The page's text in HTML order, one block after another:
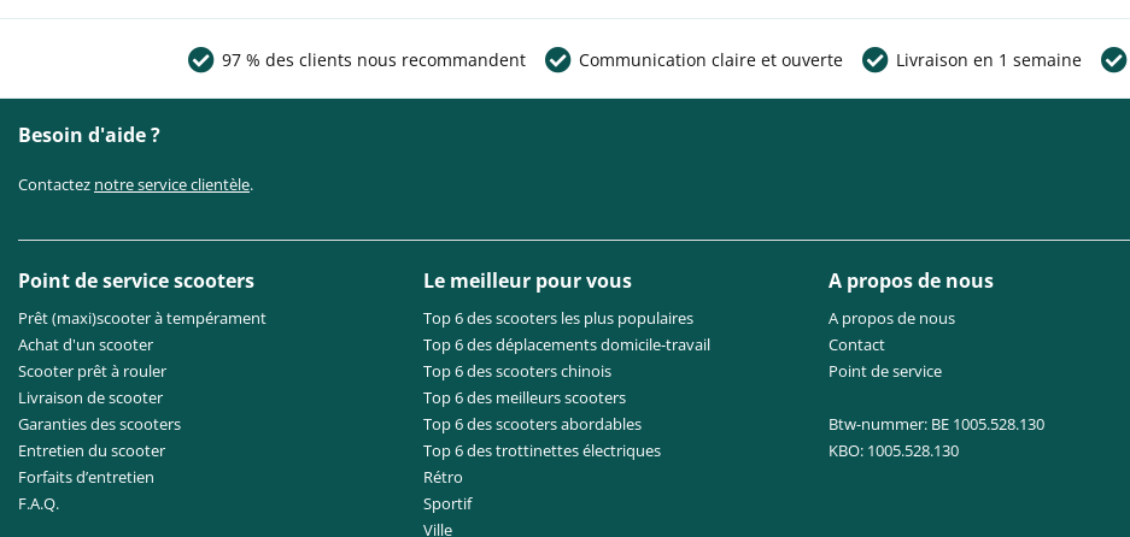
97 % des clients nous recommandent Communication claire et ouverte Livraison en 1 semaine
Besoin d'aide ?
Contactez notre service clientèle.
Point de service scooters
Prêt (maxi)scooter à tempérament
Achat d'un scooter
Scooter prêt à rouler
Livraison de scooter
Garanties des scooters
Entretien du scooter
Forfaits d’entretien
F.A.Q.
Le meilleur pour vous
Top 6 des scooters les plus populaires
Top 6 des déplacements domicile-travail
Top 6 des scooters chinois
Top 6 des meilleurs scooters
Top 6 des scooters abordables
Top 6 des trottinettes électriques
Rétro
Sportif
Ville
A propos de nous
A propos de nous
Contact
Point de service
Btw-nummer: BE 1005.528.130
KBO: 1005.528.130